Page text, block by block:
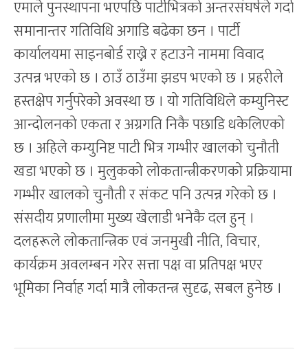
एमाले पुनस्थापना भएपछि पार्टीभित्रको अन्तरसंघर्षले गर्दा
समानान्तर गतिविधि अगाडि बढेका छन । पार्टी
कार्यालयमा साइनबोर्ड राख्ने र हटाउने नाममा विवाद
उत्पन्न भएको छ । ठाउँ ठाउँमा झडप भएको छ । प्रहरीले
हस्तक्षेप गर्नुपरेको अवस्था छ । यो गतिविधिले कम्युनिस्ट
आन्दोलनको एकता र अग्रगति निकै पछाडि धकेलिएको
छ । अहिले कम्युनिष्ट पाटी भित्र गम्भीर खालको चुनौती
खडा भएको छ । मुलुकको लोकतान्त्रीकरणको प्रक्रियामा
गम्भीर खालको चुनौती र संकट पनि उत्पन्न गरेको छ ।
संसदीय प्रणालीमा मुख्य खेलाडी भनेकै दल हुन् ।
दलहरूले लोकतान्त्रिक एवं जनमुखी नीति, विचार,
कार्यक्रम अवलम्बन गरेर सत्ता पक्ष वा प्रतिपक्ष भएर
भूमिका निर्वाह गर्दा मात्रै लोकतन्त्र सुदृढ, सबल हुनेछ ।